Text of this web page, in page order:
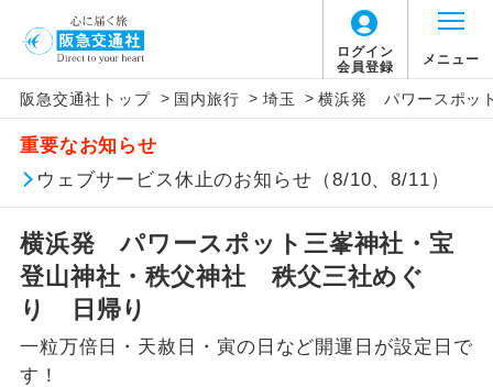
ログイン
会員登録
メニュー
阪急交通社トップ > 国内旅行 > 埼玉 > 横浜発 パワースポッ
重要なお知らせ
ウェブサービス休止のお知らせ（8/10、8/11）
横浜発 パワースポット三峯神社・宝
登山神社・秩父神社 秩父三社めぐ
り 日帰り
一粒万倍日・天赦日・寅の日など開運日が設定日で
す！
アイコン 説明
添乗員同行
往路出発空港（駅）から復路到着空港
（駅）まで同行します。
現地添乗員同
行
現地到着空港（駅）から最終日出発空港
（駅）まで添乗員が同行します。
バスガイド乗
務
があります。